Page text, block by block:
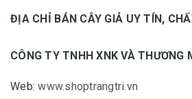
ĐỊA CHỈ BÁN CÂY GIẢ UY TÍN,
CÔNG TY TNHH XNK VÀ THƯƠNG
Web:www.shoptrangtri.vn